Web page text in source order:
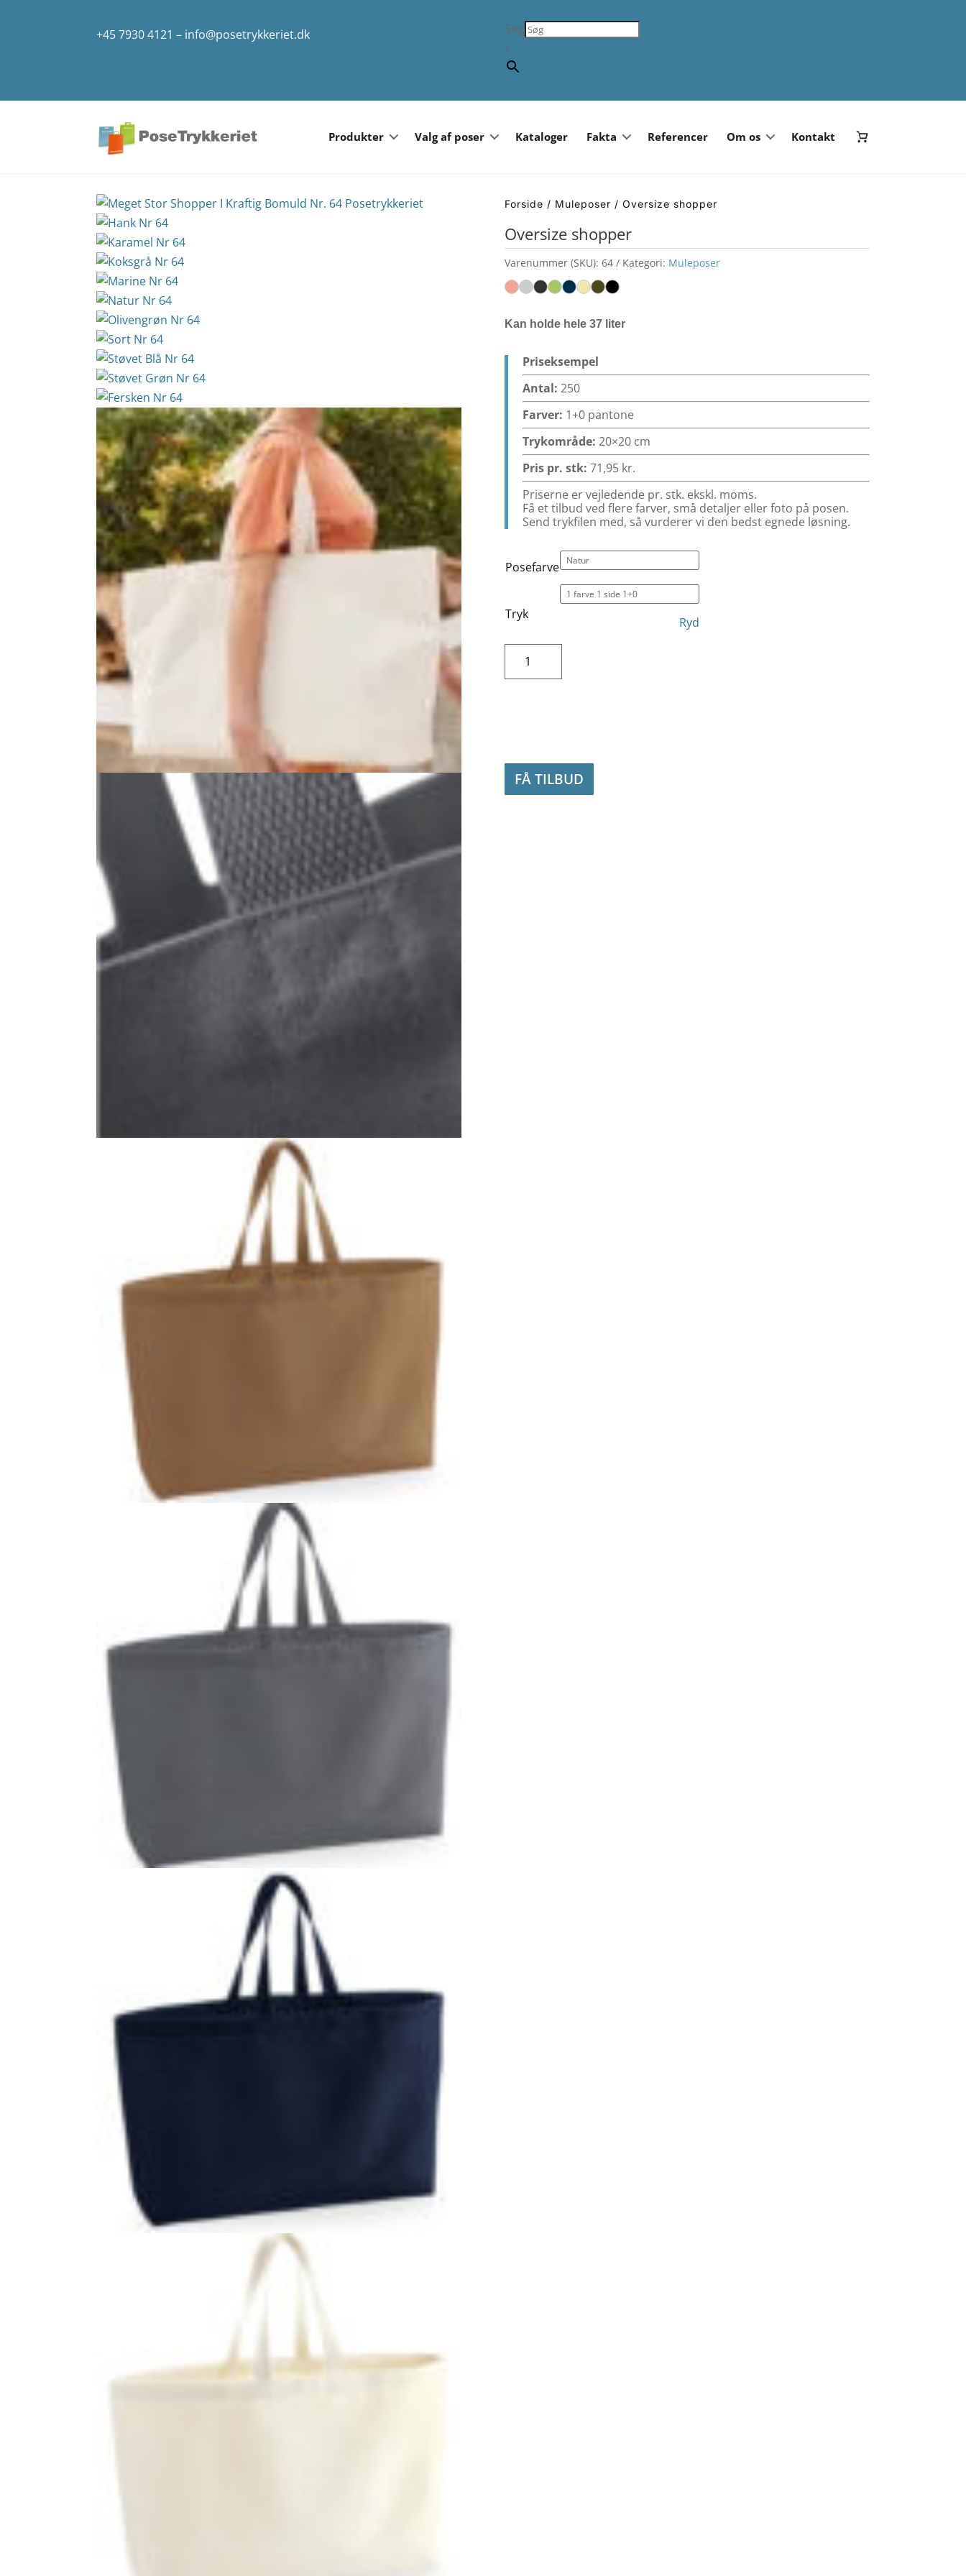
+45 7930 4121 – info@posetrykkeriet.dk
Søg
×
Produkter Valg af poser Kataloger Fakta Referencer Om os Kontakt
Forside / Muleposer / Oversize shopper
Oversize shopper
Varenummer (SKU): 64 Kategori: Muleposer
Kan holde hele 37 liter
Priseksempel
Antal: 250
Farver: 1+0 pantone
Trykområde: 20×20 cm
Pris pr. stk: 71,95 kr.
Priserne er vejledende pr. stk. ekskl. moms.
Få et tilbud ved flere farver, små detaljer eller foto på posen.
Send trykfilen med, så vurderer vi den bedst egnede løsning.
Posefarve
Tryk
Ryd
FÅ TILBUD